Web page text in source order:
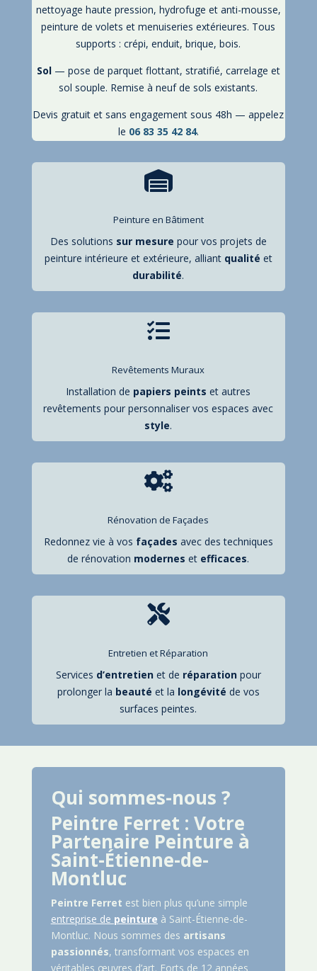
nettoyage haute pression, hydrofuge et anti-mousse,
peinture de volets et menuiseries extérieures. Tous
supports : crépi, enduit, brique, bois.
Sol— pose de parquet flottant, stratifié, carrelage et
sol souple. Remise à neuf de sols existants.
Devis gratuit et sans engagement sous 48h — appelez
le 06 83 35 42 84.

Peinture en Bâtiment
Des solutions sur mesure pour vos projets de
peinture intérieure et extérieure, alliant qualité et
durabilité.

Revêtements Muraux
Installation de papiers peints et autres
revêtements pour personnaliser vos espaces avec
style.

Rénovation de Façades
Redonnez vie à vos façades avec des techniques
de rénovation modernes et efficaces.

Entretien et Réparation
Services d’entretienet de réparationpour
prolonger la beauté et la longévité de vos
surfaces peintes.
Qui sommes-nous ?
Peintre Ferret : Votre
Partenaire Peinture à
Saint-Étienne-de-
Montluc
Peintre Ferret est bien plus qu’une simple
entreprise de peinture à Saint-Étienne-de-
Montluc. Nous sommes des artisans
passionnés, transformant vos espaces en
véritables œuvres d’art. Forts de 12 années